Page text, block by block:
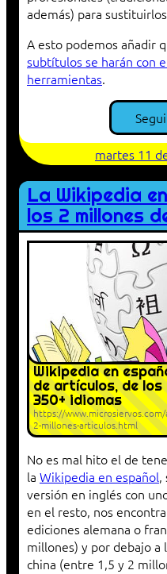
además) para
A esto podemos añadir
subtítulos se harán con
herramientas.
martes 11
La Wikipedia
los 2 millones
Wikipedia en
de artículos, de los
350+ idiomas
https://
2-millones-articulos.html
No es mal hito el de
la Wikipedia en español,
versión en inglés con
en el resto, nos
ediciones alemana o
millones) y por debajo a
china (entre 1,5 y 2